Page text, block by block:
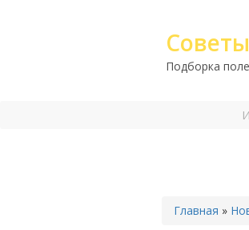
Подборка
Главная »